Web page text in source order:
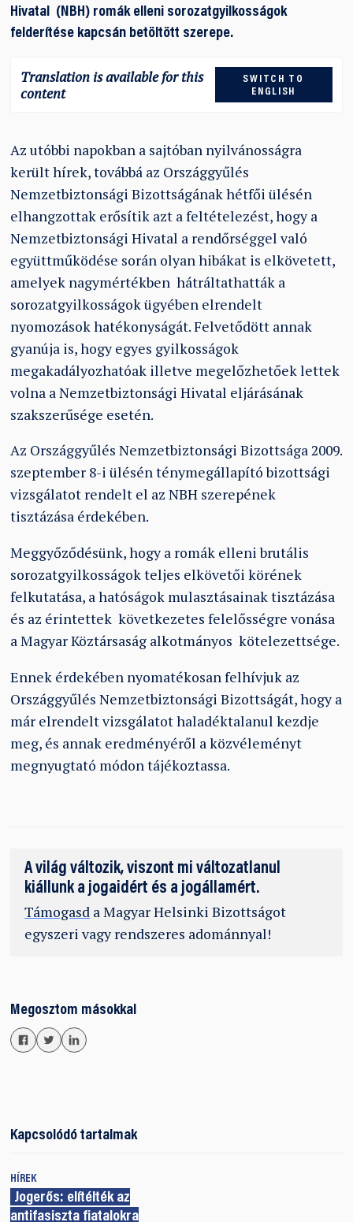
Hivatal (NBH) romák elleni sorozatgyilkosságok
felderítése kapcsán betöltött szerepe.
Translation is available for this
content
SWITCH TO
ENGLISH
Az utóbbi napokban a sajtóban nyilvánosságra
került hírek, továbbá az Országgyűlés
Nemzetbiztonsági Bizottságának hétfői ülésén
elhangzottak erősítik azt a feltételezést, hogy a
Nemzetbiztonsági Hivatal a rendőrséggel való
együttműködése során olyan hibákat is elkövetett,
amelyek nagymértékben hátráltathatták a
sorozatgyilkosságok ügyében elrendelt
nyomozások hatékonyságát. Felvetődött annak
gyanúja is, hogy egyes gyilkosságok
megakadályozhatóak illetve megelőzhetőek lettek
volna a Nemzetbiztonsági Hivatal eljárásának
szakszerűsége esetén.
Az Országgyűlés Nemzetbiztonsági Bizottsága 2009.
szeptember 8-i ülésén ténymegállapító bizottsági
vizsgálatot rendelt el az NBH szerepének
tisztázása érdekében.
Meggyőződésünk, hogy a romák elleni brutális
sorozatgyilkosságok teljes elkövetői körének
felkutatása, a hatóságok mulasztásainak tisztázása
és az érintettek következetes felelősségre vonása
a Magyar Köztársaság alkotmányos kötelezettsége.
Ennek érdekében nyomatékosan felhívjuk az
Országgyűlés Nemzetbiztonsági Bizottságát, hogy a
már elrendelt vizsgálatot haladéktalanul kezdje
meg, és annak eredményéről a közvéleményt
megnyugtató módon tájékoztassa.
A világ változik, viszont mi változatlanul
kiállunk a jogaidért és a jogállamért.
Támogasd a Magyar Helsinki Bizottságot
egyszeri vagy rendszeres adománnyal!
Megosztom másokkal
Kapcsolódó tartalmak
HÍREK
Jogerős: elítélték az
antifasiszta fiatalokra